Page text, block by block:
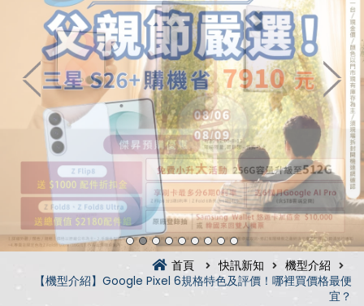
首頁 快訊新知
機型介紹
【機型介紹】Google Pixel 6規格特色及評價！哪裡買價格最便
宜？